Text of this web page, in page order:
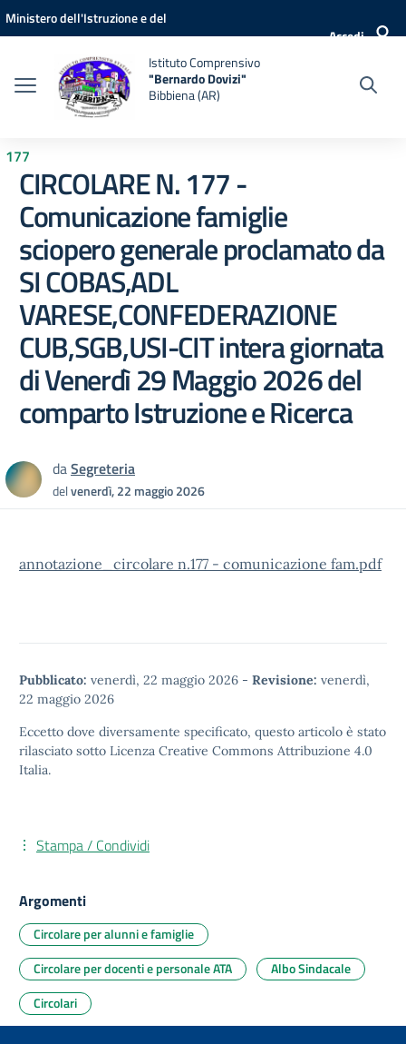
Vai ai contenuti
Vai al menu di navigazione
Vai al footer
Ministero dell'Istruzione e del
Accedi
Istituto Comprensivo
"Bernardo Dovizi"
Bibbiena (AR)
177
CIRCOLARE N. 177 -
Comunicazione famiglie
sciopero generale proclamato da
SI COBAS,ADL
VARESE,CONFEDERAZIONE
CUB,SGB,USI-CIT intera giornata
di Venerdì 29 Maggio 2026 del
comparto Istruzione e Ricerca
daSegreteria
delvenerdì, 22 maggio 2026
annotazione_circolare n.177 - comunicazione fam.pdf
Pubblicato: venerdì, 22 maggio 2026 - Revisione: venerdì,
22 maggio 2026
Eccetto dove diversamente specificato, questo articolo è stato
rilasciato sotto Licenza Creative Commons Attribuzione 4.0
Italia.
Stampa / Condividi
Argomenti
Circolare per alunni e famiglie
Circolare per docenti e personale ATA
Albo Sindacale
Circolari